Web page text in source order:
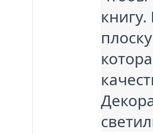
книгу.